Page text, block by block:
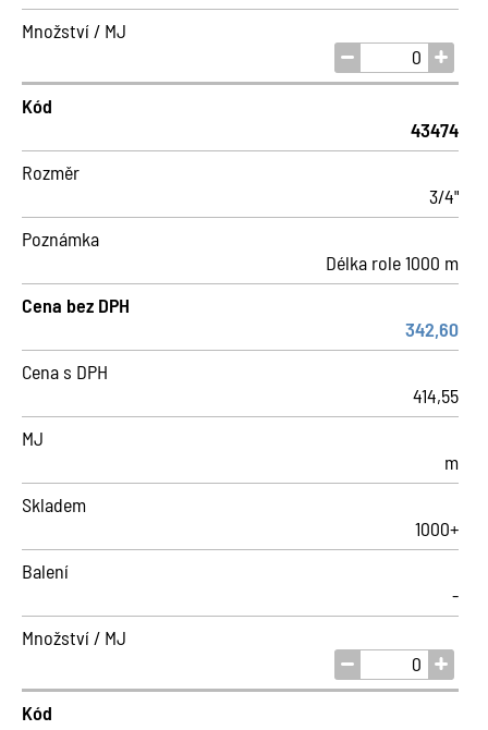
Množství / MJ
Kód
43474
Rozměr
3/4"
Poznámka
Délka role 1000 m
Cena bez DPH
342,60
Cena s DPH
414,55
MJ
m
Skladem
1000+
Balení
-
Množství / MJ
Kód